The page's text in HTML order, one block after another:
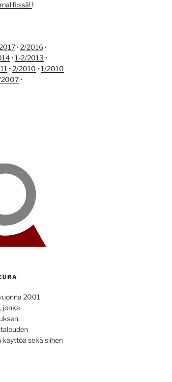
!
•2/2016•
•1-2/2013 •
•2/2010 •1/2010
2007•
2001
jonka
sekä siihen